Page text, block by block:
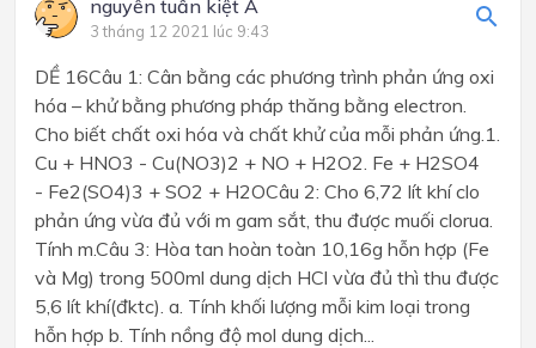
nguyễn tuấn kiệt A
3 tháng 12 2021 lúc 9:43
DỀ 16Câu 1: Cân bằng các phương trình phản ứng oxi
hóa – khử bằng phương pháp thăng bằng electron.
Cho biết chất oxi hóa và chất khử của mỗi phản ứng.1.
Cu + HNO3 - Cu(NO3)2 + NO + H2O2. Fe + H2SO4
- Fe2(SO4)3 + SO2 + H2OCâu 2: Cho 6,72 lít khí clo
phản ứng vừa đủ với m gam sắt, thu được muối clorua.
Tính m.Câu 3: Hòa tan hoàn toàn 10,16g hỗn hợp (Fe
và Mg) trong 500ml dung dịch HCl vừa đủ thì thu được
5,6 lít khí(đktc). a. Tính khối lượng mỗi kim loại trong
hỗn hợp b. Tính nồng độ mol dung dịch...